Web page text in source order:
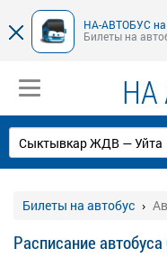
НА-АВТОБУС на
Билеты на
НА
Билеты на автобус
Расписание